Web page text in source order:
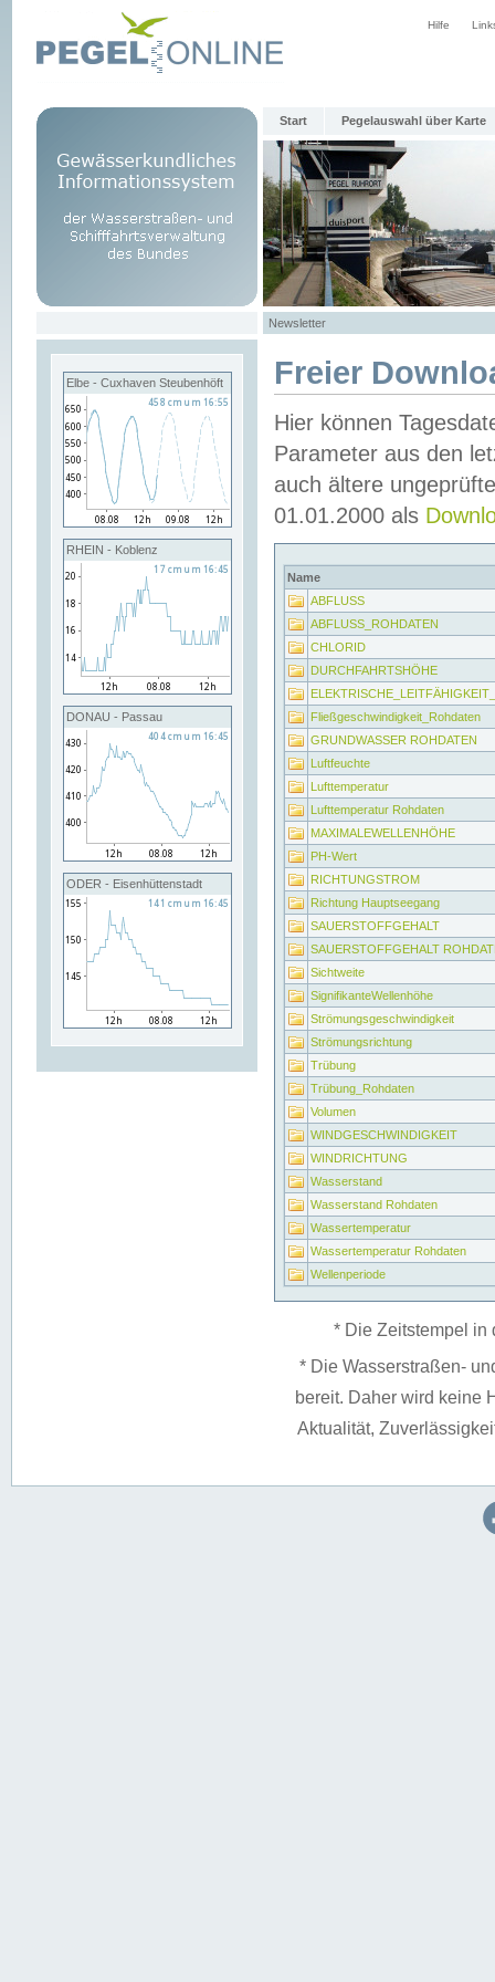
Hilfe
Start Pegelauswahl über Karte
Newsletter
Elbe - Cuxhaven Steubenhöft
RHEIN - Koblenz
DONAU - Passau
ODER - Eisenhüttenstadt
Freier
Hier können
Parameter aus den
auch ältere
01.01.2000 als
Name
ABFLUSS
ABFLUSS_ROHDATEN
CHLORID
DURCHFAHRTSHÖHE
Fließgeschwindigkeit_Rohdaten
GRUNDWASSER ROHDATEN
Luftfeuchte
Lufttemperatur
Lufttemperatur Rohdaten
MAXIMALEWELLENHÖHE
PH-Wert
RICHTUNGSTROM
Richtung Hauptseegang
SAUERSTOFFGEHALT
SAUERSTOFFGEHALT
Sichtweite
SignifikanteWellenhöhe
Strömungsgeschwindigkeit
Strömungsrichtung
Trübung
Trübung_Rohdaten
Volumen
WINDGESCHWINDIGKEIT
WINDRICHTUNG
Wasserstand
Wasserstand Rohdaten
Wassertemperatur
Wassertemperatur Rohdaten
Wellenperiode
* Die Zeitstempel in
* Die Wasserstraßen-
bereit. Daher wird keine
Aktualität,